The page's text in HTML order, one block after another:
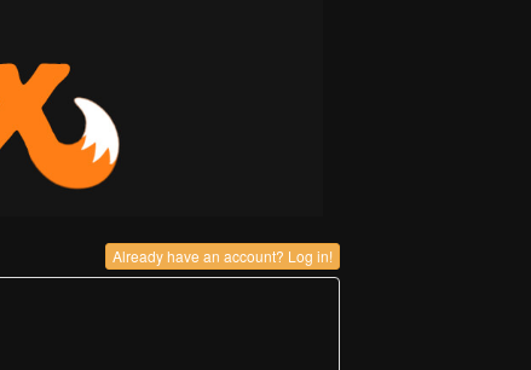
Already have an account? Log in!